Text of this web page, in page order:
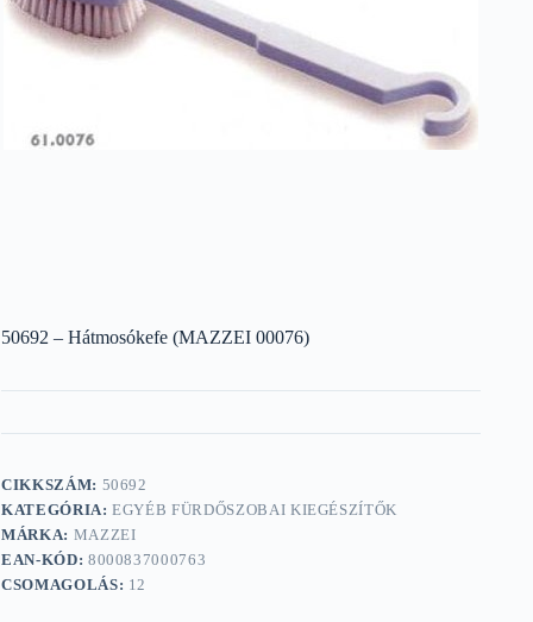
50692 – Hátmosókefe (MAZZEI 00076)
CIKKSZÁM: 50692
KATEGÓRIA:EGYÉB FÜRDŐSZOBAI KIEGÉSZÍTŐK
MÁRKA: MAZZEI
EAN-KÓD: 8000837000763
CSOMAGOLÁS: 12